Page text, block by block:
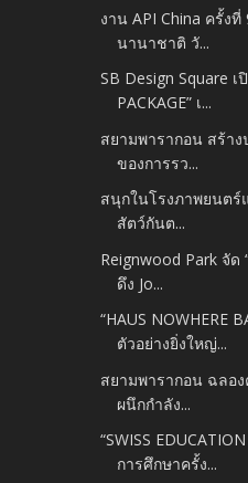
งาน API China ครั้ง
นานาชาติ วั...
SB Design Square เ
PACKAGE” เ...
สยามพารากอน สร้า
ของการรว...
สนุกในโรงภาพยนตร์
สัตว์กันต...
Reignwood Park จัด
ดึง Jo...
“HAUS NOWHERE
ตัวอย่างยิ่งใหญ่...
สยามพารากอน ฉลอ
ผนึกกำลัง...
“SWISS
การศึกษาครั้ง...